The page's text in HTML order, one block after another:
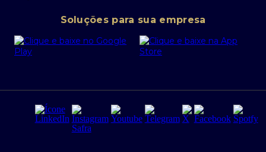
Portal da Privacidade
PRSAC
Regras e Parâmetros de Atuação Banco Safra
Segurança da Informação
Tarifas e serviços Pessoa Física
Cartão Safra Empresas
Empréstimo e financiamentos PJ
Derivativos
Agronegócios
Soluções para sua empresa